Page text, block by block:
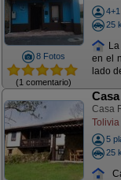
8 Fotos
(1 comentario)
25
en el
lado
Casa
5
25